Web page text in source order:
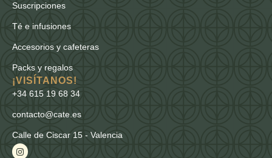
Suscripciones
Té e infusiones
Accesorios y cafeteras
Packs y regalos
¡VISÍTANOS!
+34 615 19 68 34
contacto@cate.es
Calle de Ciscar 15 - Valencia